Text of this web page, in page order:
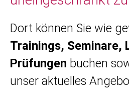
Dort können Sie wie
Trainings, Seminare,
Prüfungen buchen
unser aktuelles